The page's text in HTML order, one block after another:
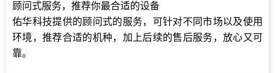
顾问式服务，推荐你最合适的设备
佑华科技提供的顾问式的服务，可针对不同市场以及使用
环境，推荐合适的机种，加上后续的售后服务，放心又可
靠。